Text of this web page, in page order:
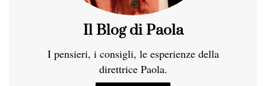
Il Blog di Paola
I pensieri, i consigli, le esperienze della
direttrice Paola.